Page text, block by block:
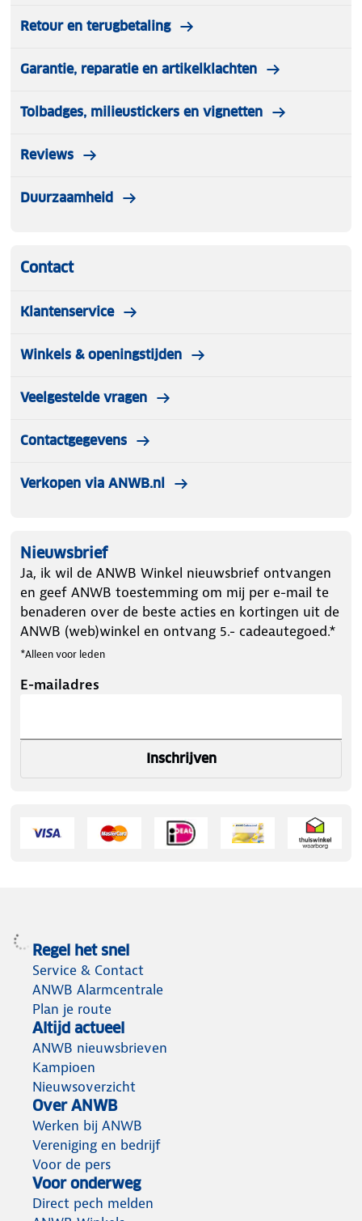
Retour en terugbetaling
Garantie, reparatie en artikelklachten
Tolbadges, milieustickers en vignetten
Reviews
Duurzaamheid
Contact
Klantenservice
Winkels & openingstijden
Veelgestelde vragen
Contactgegevens
Verkopen via ANWB.nl
Nieuwsbrief
Ja, ik wil de ANWB Winkel nieuwsbrief ontvangen
en geef ANWB toestemming om mij per e-mail te
benaderen over de beste acties en kortingen uit de
ANWB (web)winkel en ontvang 5.- cadeautegoed.*
*Alleen voor leden
E-mailadres
Inschrijven
Regel het snel
Service & Contact
ANWB Alarmcentrale
Plan je route
Altijd actueel
ANWB nieuwsbrieven
Kampioen
Nieuwsoverzicht
Over ANWB
Werken bij ANWB
Vereniging en bedrijf
Voor de pers
Voor onderweg
Direct pech melden